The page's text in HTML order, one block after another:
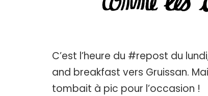
C’est l’heure du #repost du
and breakfast vers Gruissan.
tombait à pic pour l’occasion !